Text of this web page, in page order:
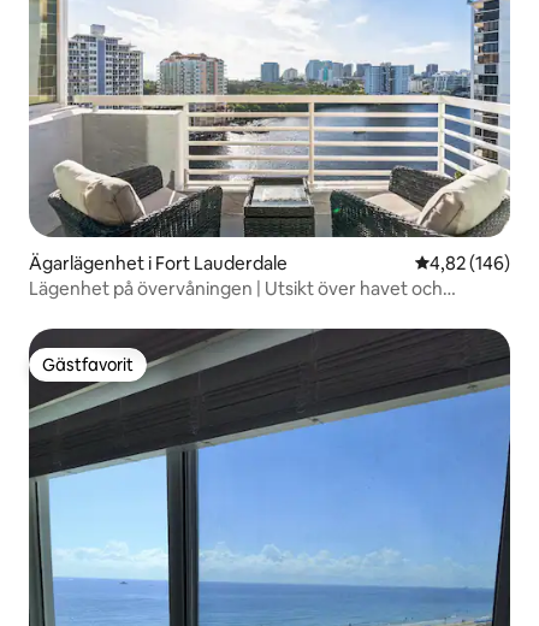
Ägarlägenhet i Fort Lauderdale 4,82 av 5 i
4,82 (146)
Lägenhet på övervåningen | Utsikt över havet och
Gästfavorit
Gästfavorit